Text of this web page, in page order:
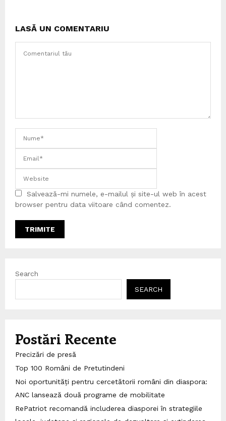
LASĂ UN COMENTARIU
Salvează-mi numele, e-mailul și site-ul web în acest
browser pentru data viitoare când comentez.
Search
SEARCH
Postări Recente
Precizări de presă
Top 100 Români de Pretutindeni
Noi oportunități pentru cercetătorii români din diaspora:
ANC lansează două programe de mobilitate
RePatriot recomandă includerea diasporei în strategiile